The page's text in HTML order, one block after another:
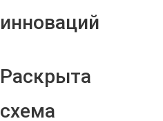
инноваций
Раскрыта
схема